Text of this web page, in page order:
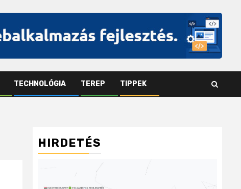
TECHNOLÓGIA TEREP TIPPEK
HIRDETÉS